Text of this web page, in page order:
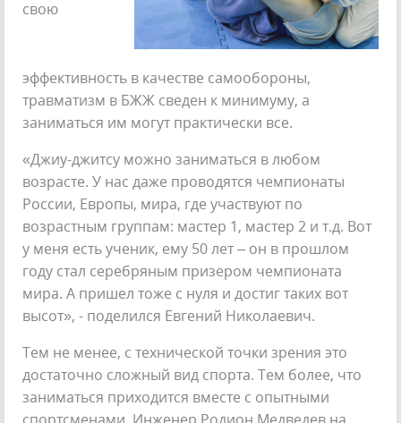
свою
эффективность в качестве самообороны,
травматизм в БЖЖ сведен к минимуму, а
заниматься им могут практически все.
«Джиу-джитсу можно заниматься в любом
возрасте. У нас даже проводятся чемпионаты
России, Европы, мира, где участвуют по
возрастным группам: мастер 1, мастер 2 и т.д. Вот
у меня есть ученик, ему 50 лет – он в прошлом
году стал серебряным призером чемпионата
мира. А пришел тоже с нуля и достиг таких вот
высот», - поделился Евгений Николаевич.
Тем не менее, с технической точки зрения это
достаточно сложный вид спорта. Тем более, что
заниматься приходится вместе с опытными